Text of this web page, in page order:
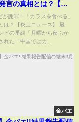
言の真相とは？【炎
】
が謝罪！「カラスを食べる」
は？【炎上ニュース】 最
ビの番組「月曜から夜ふか
れた「中国ではカ...
金バエ